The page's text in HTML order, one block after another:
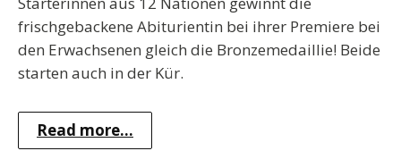
frischgebackene Abiturientin bei ihrer Premiere bei
den Erwachsenen gleich die Bronzemedaillie! Beide
starten auch in der Kür.
Read more...